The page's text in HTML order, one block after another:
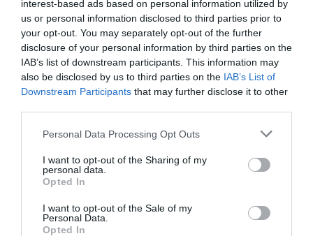
interest-based ads based on personal information utilized by
us or personal information disclosed to third parties prior to
your opt-out. You may separately opt-out of the further
disclosure of your personal information by third parties on the
IAB’s list of downstream participants. This information may
also be disclosed by us to third parties on the IAB’s List of
Downstream Participants that may further disclose it to other
Personal Data Processing Opt Outs
I want to opt-out of the Sharing of my
personal data.
Opted In
I want to opt-out of the Sale of my
Personal Data.
Opted In